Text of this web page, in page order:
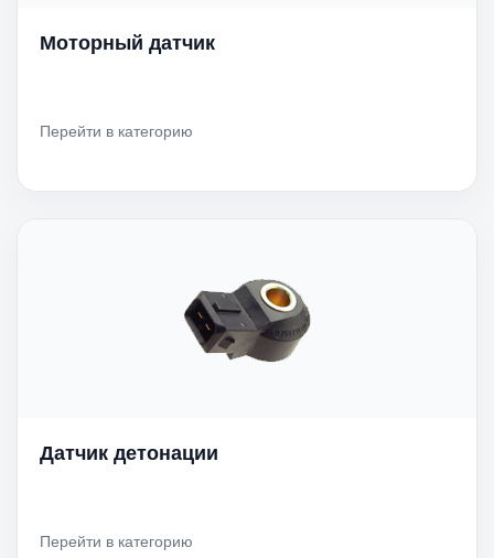
Моторный датчик
Перейти в категорию
Датчик детонации
Перейти в категорию